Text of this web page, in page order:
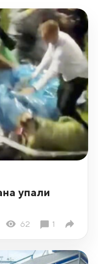
упали
62 1